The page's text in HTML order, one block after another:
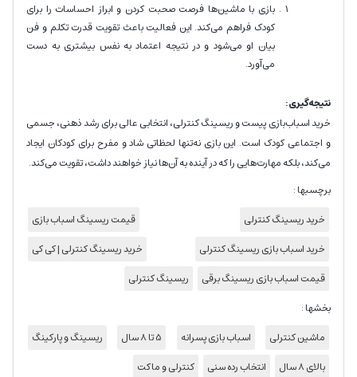
بازی با ماشین‌ها فرصت صحبت کردن و ابراز احساسات را برای
کودک فراهم می‌کند. این فعالیت باعث تقویت قدرت تکلم و فن
بیان او می‌شود و در نتیجه اعتماد به نفس بیشتری به دست
می‌آورد.
نتیجه‌گیری:
خرید اسباب‌بازی پیست و ریسینگ کنترلی، انتخابی عالی برای رشد ذهنی، جسمی
و اجتماعی کودک است. این بازی نه‌تنها لحظاتی شاد و مفرح برای کودکان ایجاد
می‌کند، بلکه مهارت‌هایی را که در آینده به آن‌ها نیاز خواهند داشت، تقویت می‌کند.
برچسبها :
خرید ریسینگ کنترلی
قیمت ریسینگ اسباب بازی
خرید اسباب بازی ریسینگ کنترلی
خرید ریسینگ کنترلی | کی کی
قیمت اسباب بازی ریسینگ برقی
ریسینگ کنترلی
بخشها :
ماشین کنترلی
اسباب بازی پسرانه 5 تا 8 سال
ریسینگ و پارکینگ
بالای 8 سال
انتخاب رده سنی کنترلی و ماکت